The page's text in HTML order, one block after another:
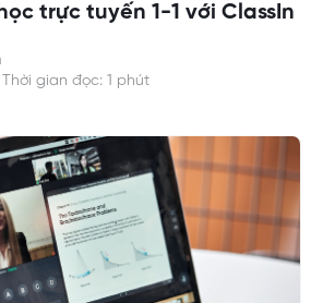
trực tuyến 1-1 với ClassIn
gian đọc: 1 phút